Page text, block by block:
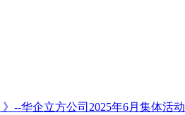
》--华企立方公司2025年6月集体活动